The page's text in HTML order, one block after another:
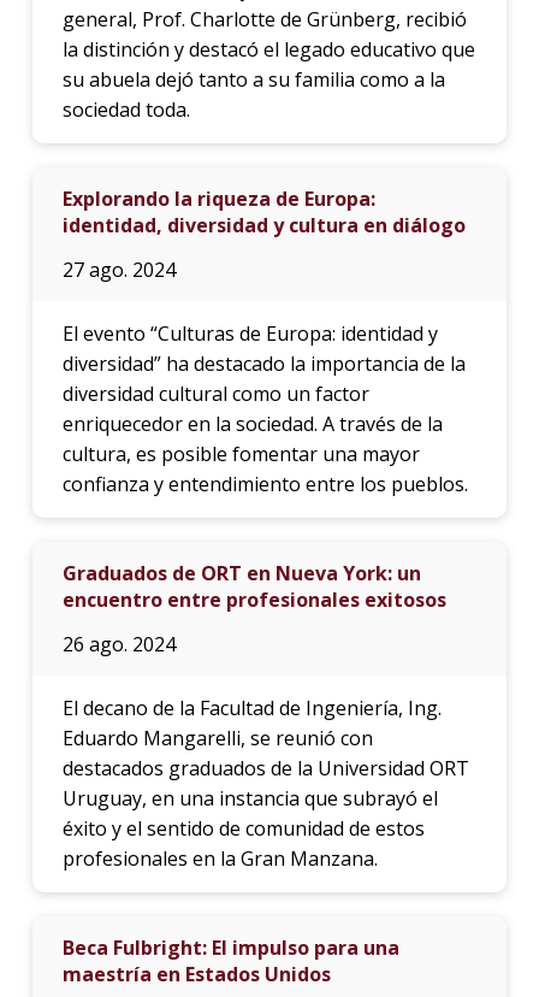
general, Prof. Charlotte de Grünberg, recibió
la distinción y destacó el legado educativo que
su abuela dejó tanto a su familia como a la
sociedad toda.
Explorando la riqueza de Europa:
identidad, diversidad y cultura en diálogo
27 ago. 2024
El evento “Culturas de Europa: identidad y
diversidad” ha destacado la importancia de la
diversidad cultural como un factor
enriquecedor en la sociedad. A través de la
cultura, es posible fomentar una mayor
confianza y entendimiento entre los pueblos.
Graduados de ORT en Nueva York: un
encuentro entre profesionales exitosos
26 ago. 2024
El decano de la Facultad de Ingeniería, Ing.
Eduardo Mangarelli, se reunió con
destacados graduados de la Universidad ORT
Uruguay, en una instancia que subrayó el
éxito y el sentido de comunidad de estos
profesionales en la Gran Manzana.
Beca Fulbright: El impulso para una
maestría en Estados Unidos